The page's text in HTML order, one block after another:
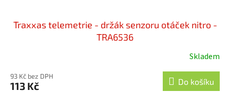
Traxxas telemetrie - držák senzoru otáček nitro -
TRA6536
Skladem
93 Kč bez DPH
113 Kč Do košíku